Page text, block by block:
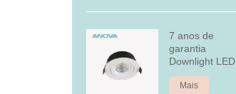
7 anos de
garantia
Downlight LED
embutido
regulável
Mais